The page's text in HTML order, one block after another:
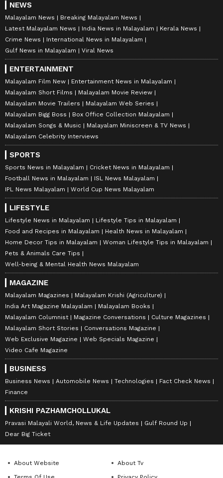
NEWS
Malayalam News
Breaking Malayalam News
Latest Malayalam News
India News in Malayalam
Kerala News
Crime News
International News in Malayalam
Gulf News in Malayalam
Viral News
ENTERTAINMENT
Malayalam Film New
Entertainment News in Malayalam
Malayalam Short Films
Malayalam Movie Review
Malayalam Movie Trailers
Malayalam Web Series
Malayalam Bigg Boss
Box Office Collection Malayalam
Malayalam Songs & Music
Malayalam Miniscreen & TV News
Malayalam Celebrity Interviews
SPORTS
Sports News in Malayalam
Cricket News in Malayalam
Football News in Malayalam
ISL News Malayalam
IPL News Malayalam
World Cup News Malayalam
LIFESTYLE
Lifestyle News in Malayalam
Lifestyle Tips in Malayalam
Food and Recipes in Malayalam
Health News in Malayalam
Home Decor Tips in Malayalam
Woman Lifestyle Tips in Malayalam
Pets & Animals Care Tips
Well-being & Mental Health News Malayalam
MAGAZINE
Malayalam Magazines
Malayalam Krishi (Agriculture)
India Art Magazine Malayalam
Malayalam Books
Malayalam Columnist
Magazine Conversations
Culture Magazines
Malayalam Short Stories
Conversations Magazine
Web Exclusive Magazine
Web Specials Magazine
Video Cafe Magazine
BUSINESS
Business News Automobile News Technologies
Fact Check News
Finance
KRISHI PAZHAMCHOLLUKAL
Pravasi Malayali World, News & Life Updates
Gulf Round Up
Dear Big Ticket
About Website
About Tv